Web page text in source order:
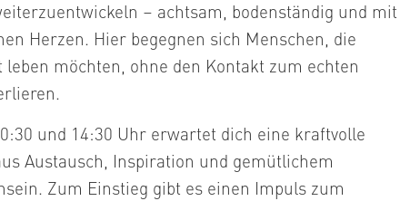
– achtsam, bodenständig und mit
Herzen. Hier begegnen sich Menschen, die
möchten, ohne den Kontakt zum echten
und 14:30 Uhr erwartet dich eine kraftvolle
Austausch, Inspiration und gemütlichem
Zum Einstieg gibt es einen Impuls zum